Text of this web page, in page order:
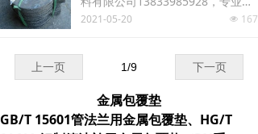
石棉橡胶垫厂家DN15至DN350现
넶 167
2021-05-20
上一页 下一页
1/9
金属包覆垫
GB/T 15601管法兰用金属包覆垫、HG/T